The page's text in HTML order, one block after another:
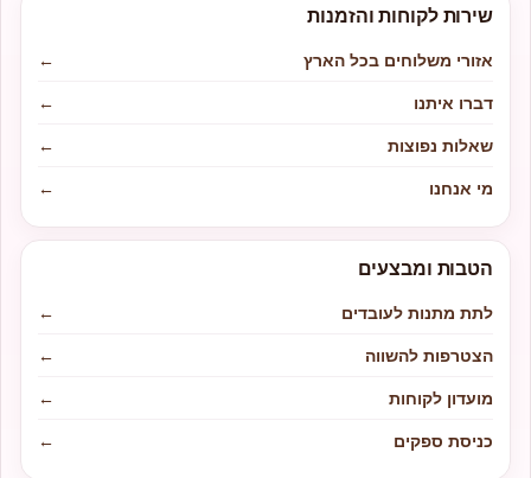
שירות לקוחות והזמנות
אזורי משלוחים בכל הארץ
←
דברו איתנו
←
שאלות נפוצות
←
מי אנחנו
←
הטבות ומבצעים
לתת מתנות לעובדים
←
הצטרפות להשווה
←
מועדון לקוחות
←
כניסת ספקים
←